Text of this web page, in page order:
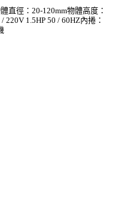
直徑：20-120mm物體高度：
1.5HP 50 / 60HZ內捲：